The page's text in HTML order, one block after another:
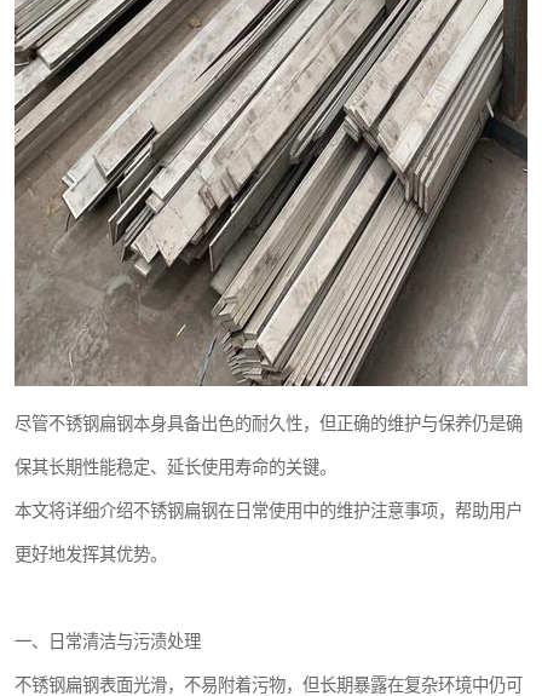
尽管不锈钢扁钢本身具备出色的耐久性，但正确的维护与保养仍是确
保其长期性能稳定、延长使用寿命的关键。
本文将详细介绍不锈钢扁钢在日常使用中的维护注意事项，帮助用户
更好地发挥其优势。
一、日常清洁与污渍处理
不锈钢扁钢表面光滑，不易附着污物，但长期暴露在复杂环境中仍可